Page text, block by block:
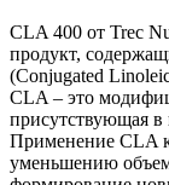
CLA 400 от Trec
продукт,
(Conjugated
CLA – это
присутствующая
Применение CLA
уменьшению